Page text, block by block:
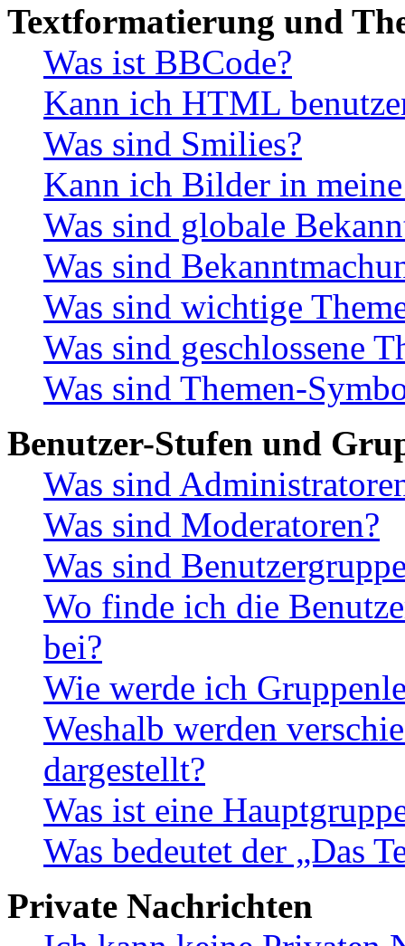
Textformatierung und
Was ist BBCode?
Kann ich HTML
Was sind Smilies?
Kann ich Bilder in
Was sind globale
Was sind
Was sind wichtige
Was sind geschlossene
Was sind Themen-
Benutzer-Stufen und
Was sind
Was sind Moderatoren?
Was sind
Wo finde ich die
bei?
Wie werde ich
Weshalb werden
dargestellt?
Was ist eine
Was bedeutet der „Das
Private Nachrichten